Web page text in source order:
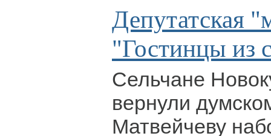
Депутатская
"Гостинцы из
Сельчане
вернули
Матвейчеву